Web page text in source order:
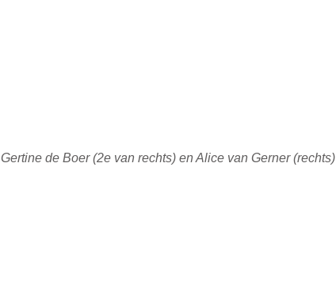
Gertine de Boer (2e van rechts) en Alice van Gerner (rechts)